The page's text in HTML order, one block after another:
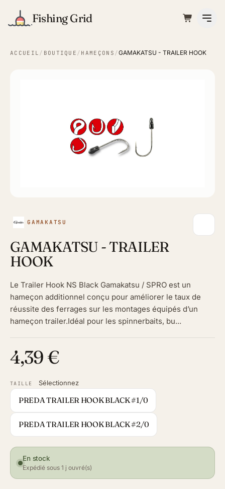
Fishing Grid
ACCUEIL / BOUTIQUE / HAMEÇONS /GAMAKATSU - TRAILER HOOK
GAMAKATSU
GAMAKATSU - TRAILER
HOOK
Le Trailer Hook NS Black Gamakatsu / SPRO est un
hameçon additionnel conçu pour améliorer le taux de
réussite des ferrages sur les montages équipés d’un
hameçon trailer.Idéal pour les spinnerbaits, bu...
4,39 €
TAILLE Sélectionnez
PREDA TRAILER HOOK BLACK #1/0
PREDA TRAILER HOOK BLACK #2/0
En stock
Expédié sous 1 j ouvré(s)